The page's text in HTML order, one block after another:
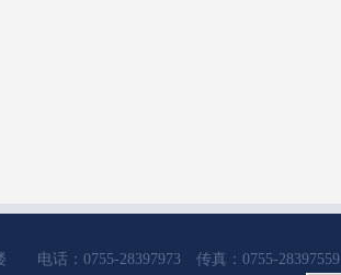
电话：0755-28397973 传真：0755-28397559